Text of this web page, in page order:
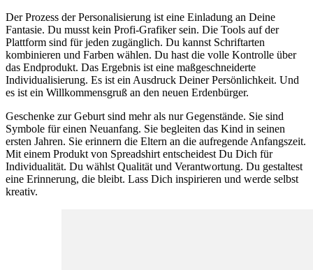
Der Prozess der Personalisierung ist eine Einladung an Deine
Fantasie. Du musst kein Profi-Grafiker sein. Die Tools auf der
Plattform sind für jeden zugänglich. Du kannst Schriftarten
kombinieren und Farben wählen. Du hast die volle Kontrolle über
das Endprodukt. Das Ergebnis ist eine maßgeschneiderte
Individualisierung. Es ist ein Ausdruck Deiner Persönlichkeit. Und
es ist ein Willkommensgruß an den neuen Erdenbürger.
Geschenke zur Geburt sind mehr als nur Gegenstände. Sie sind
Symbole für einen Neuanfang. Sie begleiten das Kind in seinen
ersten Jahren. Sie erinnern die Eltern an die aufregende Anfangszeit.
Mit einem Produkt von Spreadshirt entscheidest Du Dich für
Individualität. Du wählst Qualität und Verantwortung. Du gestaltest
eine Erinnerung, die bleibt. Lass Dich inspirieren und werde selbst
kreativ.